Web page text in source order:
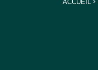
ACCUEIL